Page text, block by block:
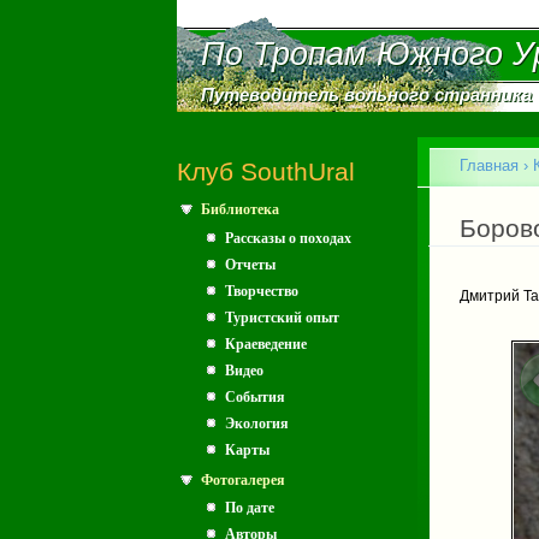
По Тропам Южного
По Тропам Южного
Путеводитель вольного странника
Путеводитель вольного странника
Клуб SouthUral
Библиотека
Рассказы о походах
Отчеты
Творчество
Туристский опыт
Краеведение
Видео
События
Экология
Карты
Фотогалерея
По дате
Авторы
Вы
Главная ›
Дмитрий